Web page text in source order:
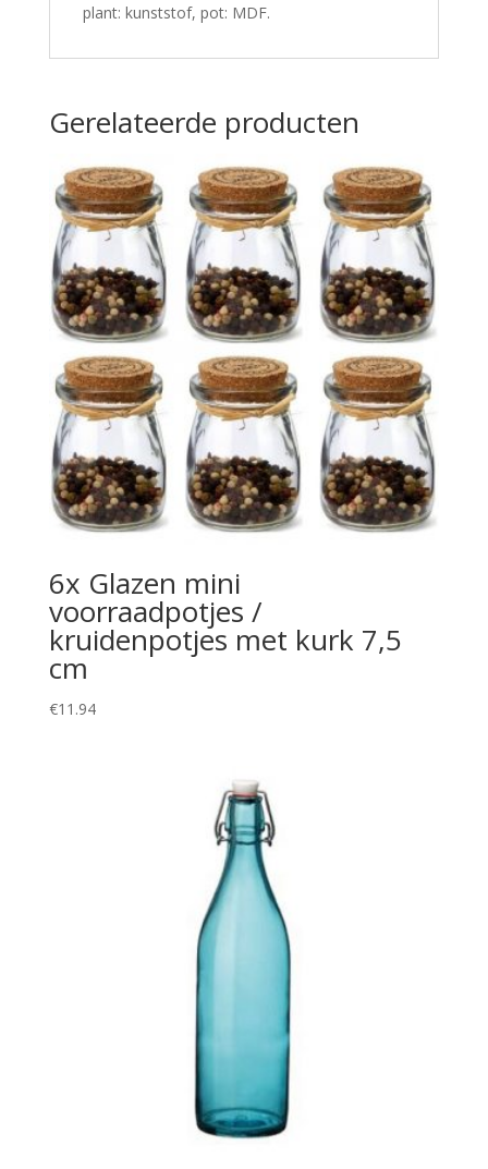
plant: kunststof, pot: MDF.
Gerelateerde producten
6x Glazen mini
voorraadpotjes /
kruidenpotjes met kurk 7,5
cm
€11.94